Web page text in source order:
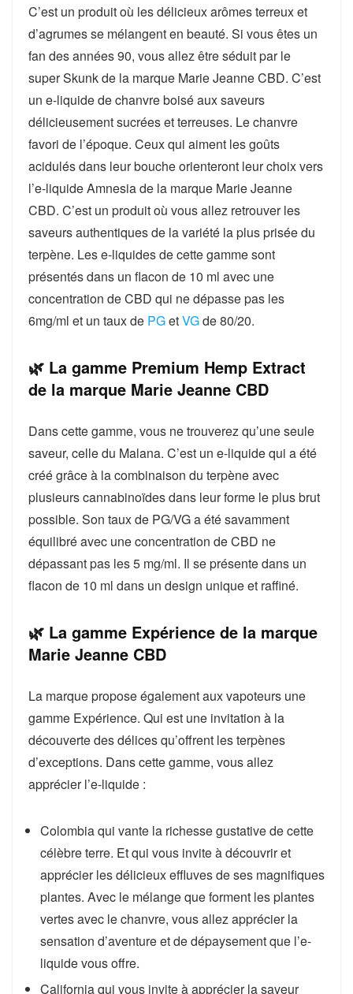
C’est un produit où les délicieux arômes terreux et
d’agrumes se mélangent en beauté. Si vous êtes un
fan des années 90, vous allez être séduit par le
super Skunk de la marque Marie Jeanne CBD. C’est
un e-liquide de chanvre boisé aux saveurs
délicieusement sucrées et terreuses. Le chanvre
favori de l’époque. Ceux qui aiment les goûts
acidulés dans leur bouche orienteront leur choix vers
l’e-liquide Amnesia de la marque Marie Jeanne
CBD. C’est un produit où vous allez retrouver les
saveurs authentiques de la variété la plus prisée du
terpène. Les e-liquides de cette gamme sont
présentés dans un flacon de 10 ml avec une
concentration de CBD qui ne dépasse pas les
6mg/ml et un taux de PGetVGde 80/20.
🌿 La gamme Premium Hemp Extract
de la marque Marie Jeanne CBD
Dans cette gamme, vous ne trouverez qu’une seule
saveur, celle du Malana. C’est un e-liquide qui a été
créé grâce à la combinaison du terpène avec
plusieurs cannabinoïdes dans leur forme le plus brut
possible. Son taux de PG/VG a été savamment
équilibré avec une concentration de CBD ne
dépassant pas les 5 mg/ml. Il se présente dans un
flacon de 10 ml dans un design unique et raffiné.
🌿 La gamme Expérience de la marque
Marie Jeanne CBD
La marque propose également aux vapoteurs une
gamme Expérience. Qui est une invitation à la
découverte des délices qu’offrent les terpènes
d’exceptions. Dans cette gamme, vous allez
apprécier l’e-liquide :
Colombia qui vante la richesse gustative de cette
célèbre terre. Et qui vous invite à découvrir et
apprécier les délicieux effluves de ses magnifiques
plantes. Avec le mélange que forment les plantes
vertes avec le chanvre, vous allez apprécier la
sensation d’aventure et de dépaysement que l’e-
liquide vous offre.
California qui vous invite à apprécier la saveur